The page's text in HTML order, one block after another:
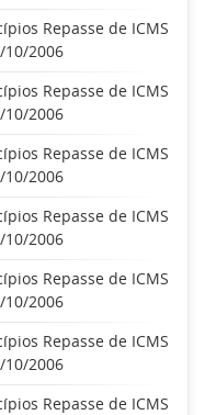
Repasse de ICMS
2006
Repasse de ICMS
2006
Repasse de ICMS
2006
Repasse de ICMS
2006
Repasse de ICMS
2006
Repasse de ICMS
2006
Repasse de ICMS